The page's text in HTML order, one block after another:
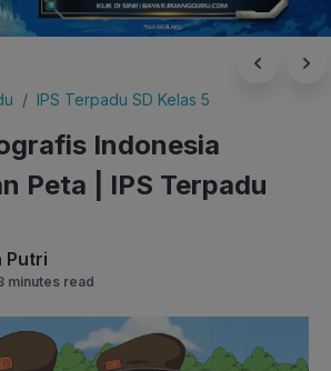
IPS Terpadu SD Kelas 5
Indonesia
Peta | IPS Terpadu
Putri
minutes read